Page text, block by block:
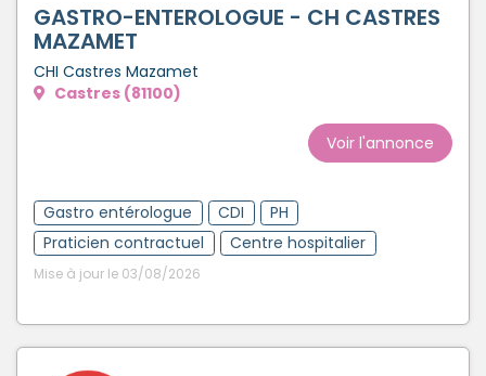
GASTRO-ENTEROLOGUE - CH CASTRES
MAZAMET
CHI Castres Mazamet
Castres (81100)
Voir l'annonce
Gastro entérologue CDI
PH
Praticien contractuel
Centre hospitalier
Mise à jour le 03/08/2026